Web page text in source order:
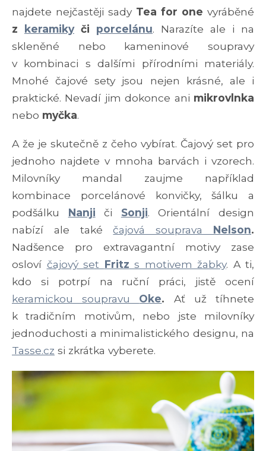
najdete nejčastěji sady Tea for one vyráběné
z
keramikyči porcelánu. Narazíte ale i na
skleněné nebo kameninové soupravy
v kombinaci s dalšími přírodními materiály.
Mnohé čajové sety jsou nejen krásné, ale i
praktické. Nevadí jim dokonce ani mikrovlnka
nebo myčka.
A že je skutečně z čeho vybírat. Čajový set pro
jednoho najdete v mnoha barvách i vzorech.
Milovníky mandal zaujme například
kombinace porcelánové konvičky, šálku a
podšálku Nanji či Sonji. Orientální design
nabízí ale takéčajová souprava Nelson.
Nadšence pro extravagantní motivy zase
osloví čajový set Fritz s motivem žabky. A ti,
kdo si potrpí na ruční práci, jistě ocení
keramickou soupravu Oke. Ať už tíhnete
k tradičním motivům, nebo jste milovníky
jednoduchosti a minimalistického designu, na
Tasse.cz si zkrátka vyberete.